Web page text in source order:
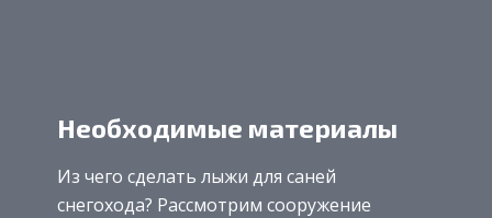
Необходимые материалы
Из чего сделать лыжи для саней
снегохода? Рассмотрим сооружение